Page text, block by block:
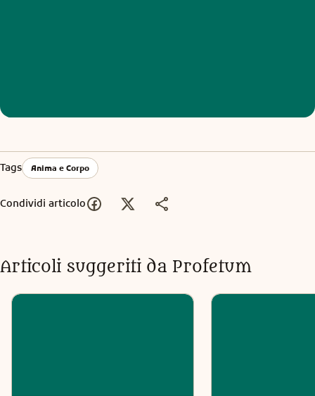
Tags Anima e Corpo
Condividi articolo
Articoli suggeriti da Profetum